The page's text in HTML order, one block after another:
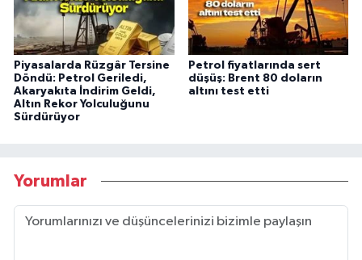
Piyasalarda Rüzgâr Tersine
Döndü: Petrol Geriledi,
Akaryakıta İndirim Geldi,
Altın Rekor Yolculuğunu
Sürdürüyor
Petrol fiyatlarında sert
düşüş: Brent 80 doların
altını test etti
Yorumlar